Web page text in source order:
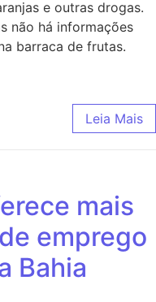
e outras drogas.
não há informações
barraca de frutas.
Leia Mais
mais
emprego
Bahia